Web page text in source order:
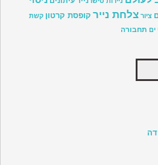
ציור צלחת נייר קופסת קרטון קשת
ים תחבורה